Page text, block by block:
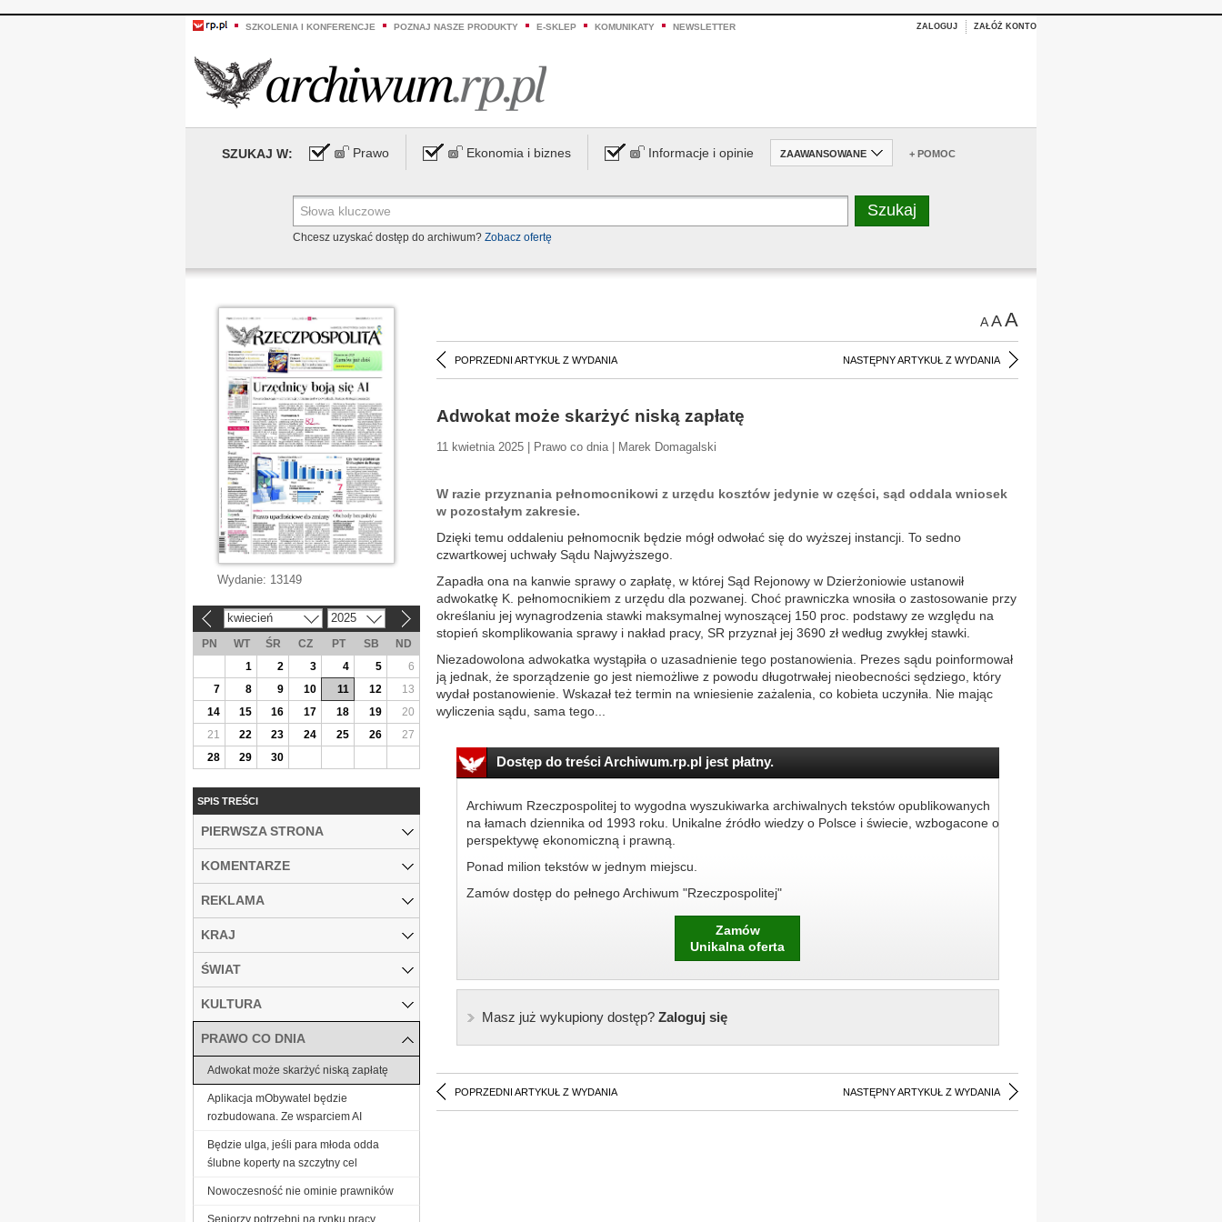
SZKOLENIA I KONFERENCJE POZNAJ NASZE PRODUKTY E-SKLEP KOMUNIKATY NEWSLETTER ZALOGUJ ZAŁÓŻ KONTO
SZUKAJ W: Prawo Ekonomia i biznes Informacje i opinie ZAAWANSOWANE + POMOC
Chcesz uzyskać dostęp do archiwum? Zobacz ofertę
AAA
POPRZEDNI ARTYKUŁ Z WYDANIA NASTĘPNY ARTYKUŁ Z WYDANIA
Adwokat może skarżyć niską zapłatę
11 kwietnia 2025 | Prawo co dnia | Marek Domagalski
W razie przyznania pełnomocnikowi z urzędu kosztów jedynie w części, sąd oddala wniosek
w pozostałym zakresie.
Dzięki temu oddaleniu pełnomocnik będzie mógł odwołać się do wyższej instancji. To sedno
czwartkowej uchwały Sądu Najwyższego.
Zapadła ona na kanwie sprawy o zapłatę, w której Sąd Rejonowy w Dzierżoniowie ustanowił
adwokatkę K. pełnomocnikiem z urzędu dla pozwanej. Choć prawniczka wnosiła o zastosowanie przy
określaniu jej wynagrodzenia stawki maksymalnej wynoszącej 150 proc. podstawy ze względu na
stopień skomplikowania sprawy i nakład pracy, SR przyznał jej 3690 zł według zwykłej stawki.
Niezadowolona adwokatka wystąpiła o uzasadnienie tego postanowienia. Prezes sądu poinformował
ją jednak, że sporządzenie go jest niemożliwe z powodu długotrwałej nieobecności sędziego, który
wydał postanowienie. Wskazał też termin na wniesienie zażalenia, co kobieta uczyniła. Nie mając
wyliczenia sądu, sama tego...
Dostęp do treści Archiwum.rp.pl jest płatny.
Archiwum Rzeczpospolitej to wygodna wyszukiwarka archiwalnych tekstów opublikowanych
na łamach dziennika od 1993 roku. Unikalne źródło wiedzy o Polsce i świecie, wzbogacone o
perspektywę ekonomiczną i prawną.
Ponad milion tekstów w jednym miejscu.
Zamów dostęp do pełnego Archiwum "Rzeczpospolitej"
Zamów
Unikalna oferta
Masz już wykupiony dostęp?Zaloguj się
POPRZEDNI ARTYKUŁ Z WYDANIA NASTĘPNY ARTYKUŁ Z WYDANIA
Wydanie: 13149
kwiecień 2025
PN WT ŚR CZ PT SB
ND
1
2 3 4 5
6
7
8 9 10 11 12
13
14
15 16 17 18 19
20
21
22 23 24 25 26
27
28
29 30
SPIS TREŚCI
PIERWSZA STRONA
KOMENTARZE
REKLAMA
KRAJ
ŚWIAT
KULTURA
PRAWO CO DNIA
Adwokat może skarżyć niską zapłatę
Aplikacja mObywatel będzie
rozbudowana. Ze wsparciem AI
Będzie ulga, jeśli para młoda odda
ślubne koperty na szczytny cel
Nowoczesność nie ominie prawników
Seniorzy potrzebni na rynku pracy